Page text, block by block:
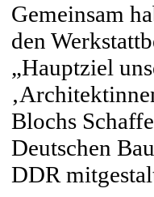
Gemeinsam
den
„Hauptziel
Blochs
Deutschen
DDR